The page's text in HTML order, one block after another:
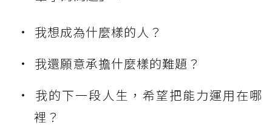
我想成為什麼樣的人？
我還願意承擔什麼樣的難題？
我的下一段人生，希望把能力運用在哪
裡？